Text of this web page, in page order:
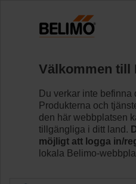
"https://
Reglerventiler
ZH24-1-A
Välkommen till
Du verkar inte befinna
Produkterna och
den här webbplatsen
tillgängliga i ditt land.
möjligt att logga in/
lokala Belimo-